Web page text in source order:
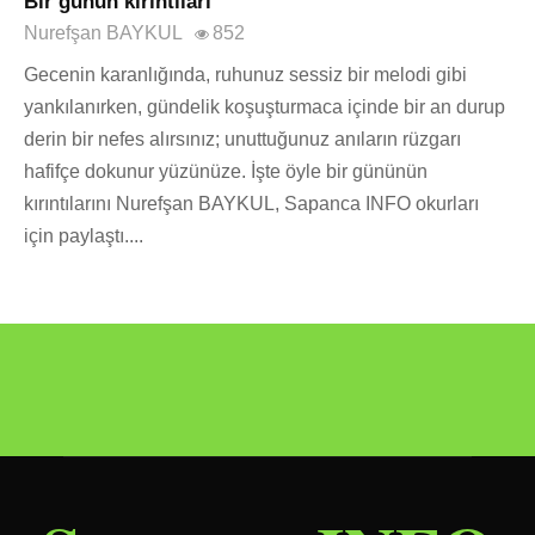
Nurefşan BAYKUL 852
Gecenin karanlığında, ruhunuz sessiz bir melodi gibi
yankılanırken, gündelik koşuşturmaca içinde bir an durup
derin bir nefes alırsınız; unuttuğunuz anıların rüzgarı
hafifçe dokunur yüzünüze. İşte öyle bir gününün
kırıntılarını Nurefşan BAYKUL, Sapanca INFO okurları
için paylaştı....